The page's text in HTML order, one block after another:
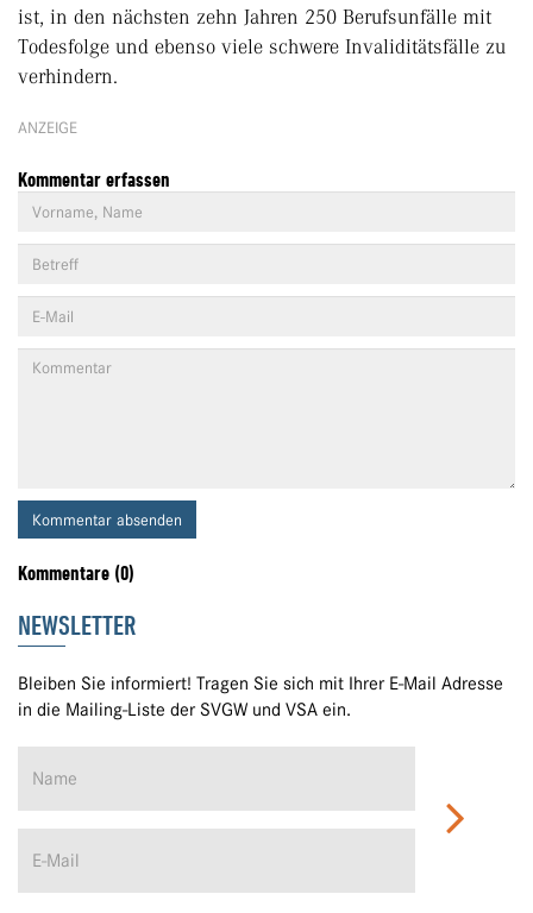
ist, in den nächsten zehn Jahren 250 Berufsunfälle mit
Todesfolge und ebenso viele schwere Invaliditätsfälle zu
verhindern.
ANZEIGE
Kommentar erfassen
Kommentar absenden
Kommentare (0)
NEWSLETTER
Bleiben Sie informiert! Tragen Sie sich mit Ihrer E-Mail Adresse
in die Mailing-Liste der SVGW und VSA ein.